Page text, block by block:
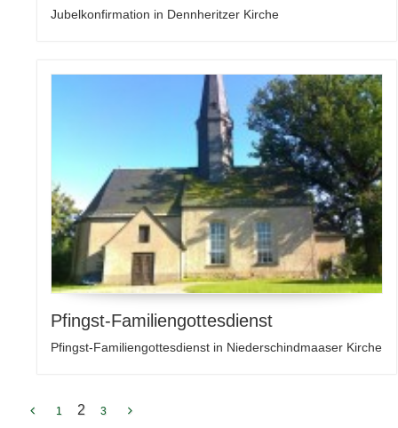
Jubelkonfirmation in Dennheritzer Kirche
Pfingst-Familiengottesdienst
Pfingst-Familiengottesdienst in Niederschindmaaser Kirche
1 2 3